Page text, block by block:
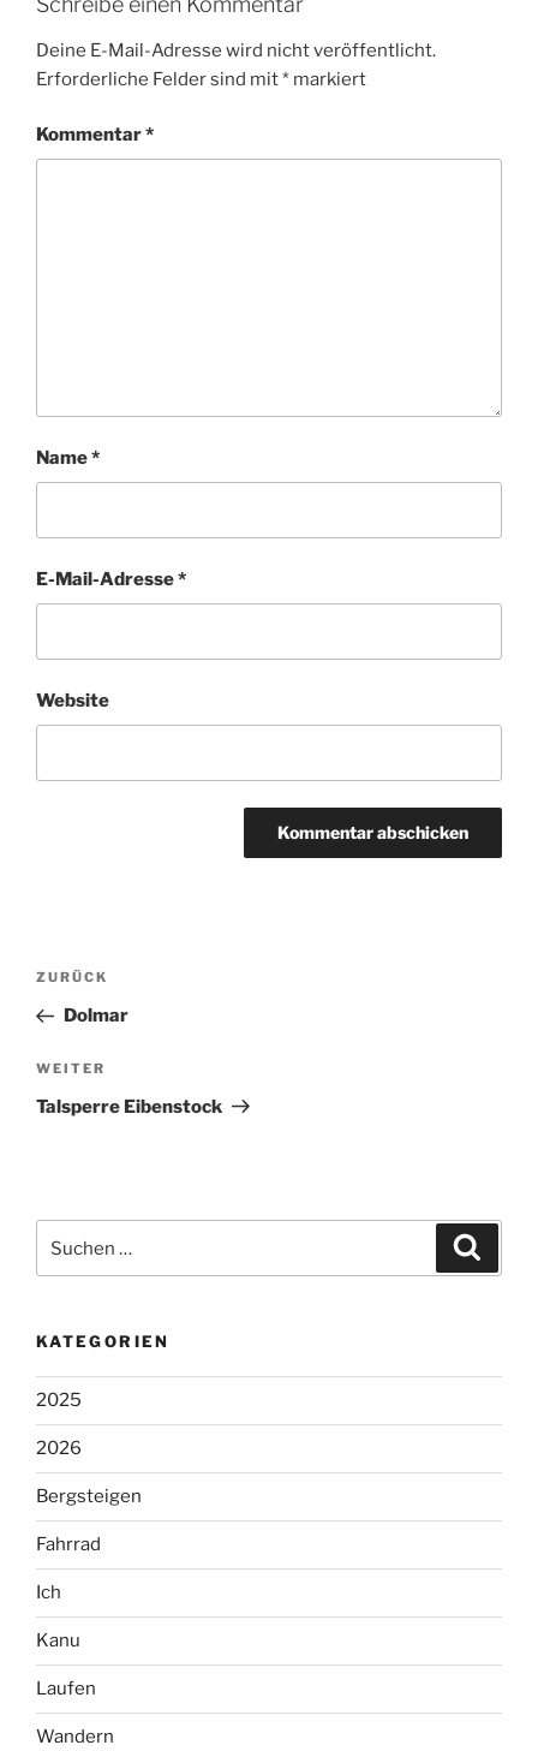
Deine E-Mail-Adresse wird nicht veröffentlicht.
Erforderliche Felder sind mit* markiert
Kommentar*
Name*
E-Mail-Adresse*
Website
Beitragsnavigation
Vorheriger
Beitrag
ZURÜCK
Dolmar
Nächster
Beitrag
WEITER
Talsperre Eibenstock
nach:
KATEGORIEN
2025
2026
Bergsteigen
Fahrrad
Ich
Kanu
Laufen
Wandern